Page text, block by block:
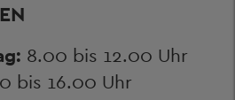
8.00 bis 12.00 Uhr
bis 16.00 Uhr